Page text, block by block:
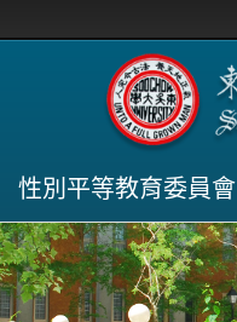
性別平等教育委員會